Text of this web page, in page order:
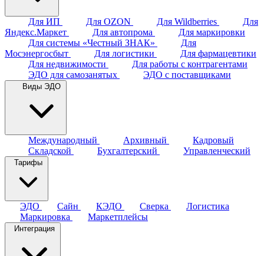
Для ИП Для OZON Для Wildberries
Для
Яндекс.Маркет
Для автопрома
Для маркировки
Для системы «Честный ЗНАК»
Для
Мосэнергосбыт
Для логистики
Для фармацевтики
Для недвижимости
Для работы с контрагентами
ЭДО для самозанятых
ЭДО с поставщиками
Виды ЭДО
Международный Архивный
Кадровый
Складской
Бухгалтерский Управленческий
Тарифы
ЭДО Сайн КЭДО Сверка
Логистика
Маркировка
Маркетплейсы
Интеграция